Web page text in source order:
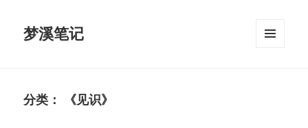
梦溪笔记
分类： 《见识》